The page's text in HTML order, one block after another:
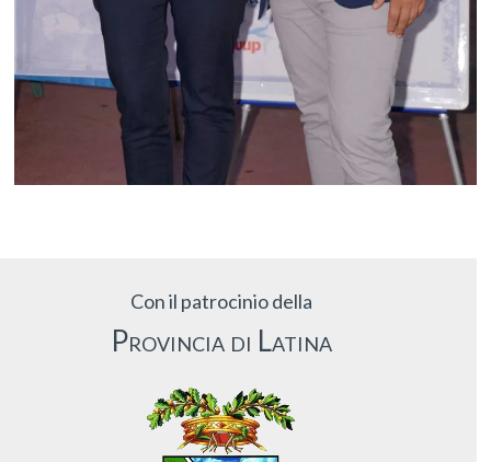
Con il patrocinio della
Provincia di Latina